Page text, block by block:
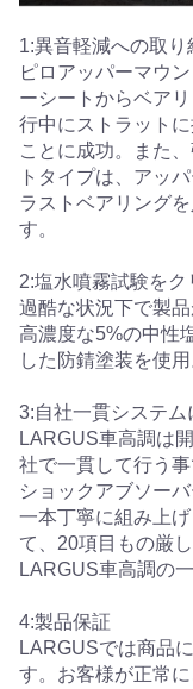
1:異音軽減への取り
ピロアッパーマウ
ーシートからベア
行中にストラット
ことに成功。また
トタイプは、アッ
ラストベアリング
す。
2:塩水噴霧試験を
過酷な状況下で製
高濃度な5%の中性
した防錆塗装を使用
3:自社一貫システ
LARGUS車高調は
社で一貫して行う
ショックアブソー
一本丁寧に組み上
て、20項目もの厳
LARGUS車高調の
4:製品保証
LARGUSでは商品
す。お客様が正常